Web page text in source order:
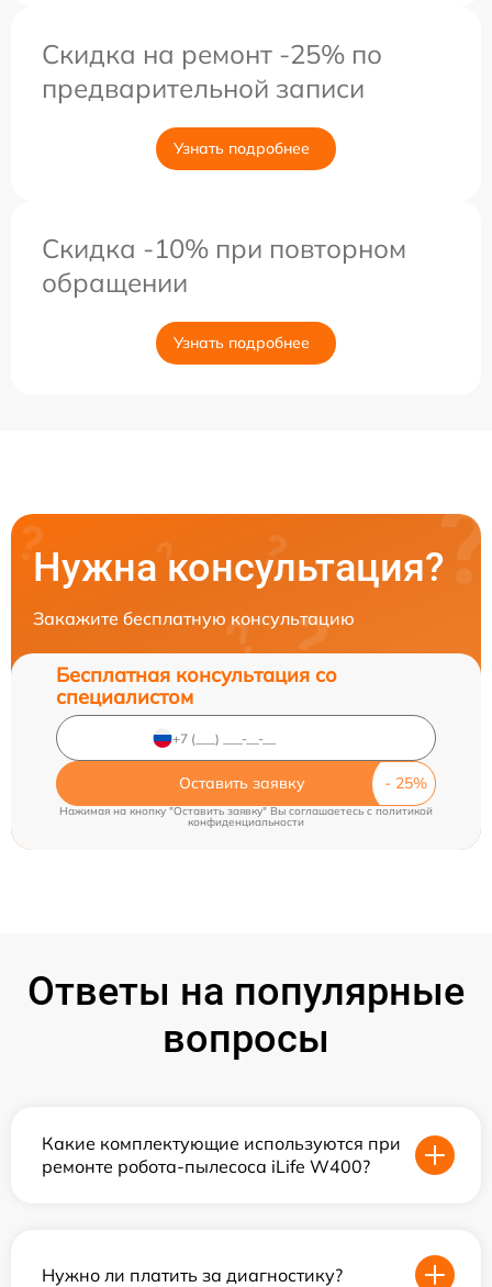
Скидка на ремонт -25% по
предварительной записи
Узнать подробнее
Скидка -10% при повторном
обращении
Узнать подробнее
Нужна консультация?
Закажите бесплатную консультацию
Бесплатная консультация со
специалистом
Оставить заявку
Нажимая на кнопку "Оставить заявку" Вы соглашаетесь c политикой
конфиденциальности
Ответы на популярные
вопросы
Какие комплектующие используются при
ремонте робота-пылесоса iLife W400?
Нужно ли платить за диагностику?